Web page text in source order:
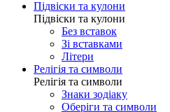
Підвіски та кулони
Підвіски та кулони
Без вставок
Зі вставками
Літери
Релігія та символи
Релігія та символи
Знаки зодіаку
Оберіги та символи